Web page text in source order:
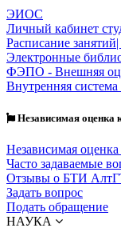
ЭИОС
Личный кабинет
Расписание занятий|
Электронные
ФЭПО - Внешняя
Внутренняя система
Независимая оценка
Независимая оценка
Часто задаваемые
Отзывы о БТИ
Задать вопрос
Подать обращение
НАУКА